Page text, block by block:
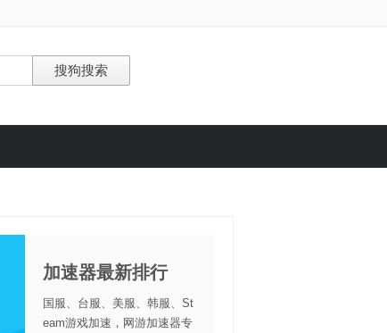
加速器最新排行
国服、台服、美服、韩服、St
eam游戏加速，网游加速器专